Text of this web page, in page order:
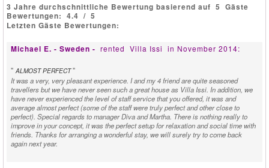
3 Jahre durchschnittliche Bewertung basierend auf 5 Gäste
Bewertungen: 4.4 / 5
Letzten Gäste Bewertungen:
Michael E. - Sweden - rented Villa Issi in November 2014:
" ALMOST PERFECT"
It was a very, very pleasant experience. I and my 4 friend are quite seasoned
travellers but we have never seen such a great house as Villa Issi. In addition, we
have never experienced the level of staff service that you offered, it was and
average almost perfect (some of the staff were truly perfect and other close to
perfect). Special regards to manager Diva and Martha. There is nothing really to
improve in your concept, it was the perfect setup for relaxation and social time with
friends. Thanks for arranging a wonderful stay, we will surely try to come back
again next year.